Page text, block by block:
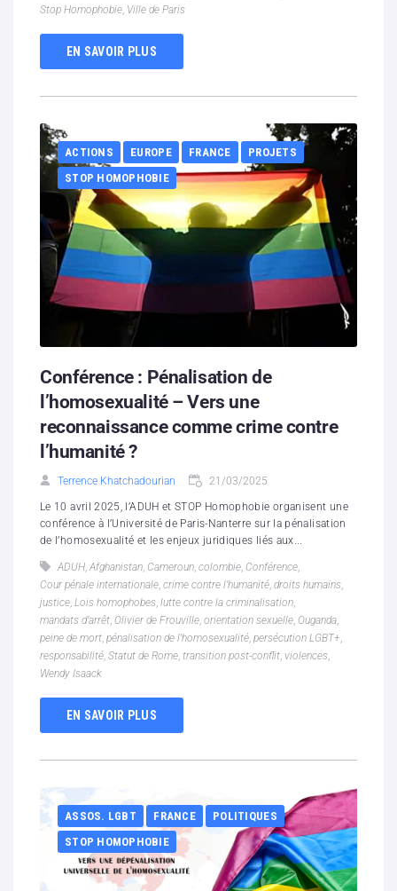
Stop Homophobie, Ville de Paris
EN SAVOIR PLUS
ACTIONS EUROPE FRANCE
PROJETS
STOP HOMOPHOBIE
Conférence : Pénalisation de
l’homosexualité – Vers une
reconnaissance comme crime contre
l’humanité ?
Terrence Khatchadourian 21/03/2025
Le 10 avril 2025, l’ADUH et STOP Homophobie organisent une
conférence à l’Université de Paris-Nanterre sur la pénalisation
de l’homosexualité et les enjeux juridiques liés aux...
ADUH, Afghanistan, Cameroun, colombie, Conférence,
Cour pénale internationale, crime contre l’humanité, droits humains,
justice, Lois homophobes, lutte contre la criminalisation,
mandats d’arrêt, Olivier de Frouville, orientation sexuelle, Ouganda,
peine de mort, pénalisation de l'homosexualité, persécution LGBT+,
responsabilité, Statut de Rome, transition post-conflit, violences,
Wendy Isaack
EN SAVOIR PLUS
ASSOS. LGBT FRANCE
POLITIQUES
STOP HOMOPHOBIE